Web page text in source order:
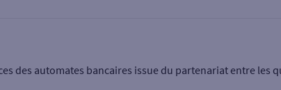
des automates bancaires issue du partenariat entre les